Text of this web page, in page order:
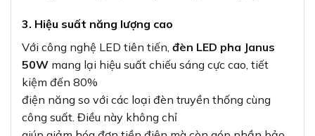
3. Hiệu suất năng lượng cao
Với công nghệ LED tiên tiến, đèn LED pha Janus
50W mang lại hiệu suất chiếu sáng cực cao, tiết
kiệm đến 80%
điện năng so với các loại đèn truyền thống cùng
công suất. Điều này không chỉ